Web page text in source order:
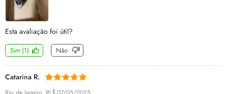
Esta avaliação foi útil?
Sim (1) Não
Catarina R.